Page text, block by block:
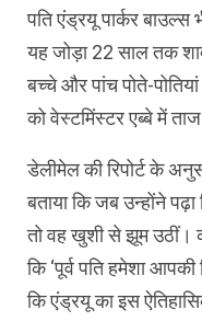
पति एंड्रयू पार्कर बाउल्स
यह जोड़ा 22 साल तक
बच्चे और पांच पोते-
को वेस्टमिंस्टर एब्बे में
डेलीमेल की रिपोर्ट के
बताया कि जब उन्होंने
तो वह खुशी से झूम उठीं।
कि ‘पूर्व पति हमेशा आपकी
कि एंड्रयू का इस